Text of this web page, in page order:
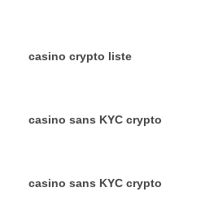
casino crypto liste
casino sans KYC crypto
casino sans KYC crypto